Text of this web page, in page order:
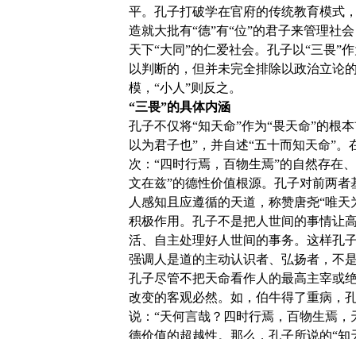
平。孔子打破学在官府的传统教育模式
造就大批有“德”有“位”的君子来管理社
天下“大同”的仁爱社会。孔子以“三畏”
以判断的，但并未完全排除以政治立论
模，“小人”则反之。
“三畏”的具体内涵
孔子不仅将“知天命”作为“畏天命”的根
以为君子也”，并自述“五十而知天命”
次：“四时行焉，百物生焉”的自然存在
文在兹”的德性价值根源。孔子对前两
人感知且应遵循的天道，称赞唐尧“唯
积极作用。孔子不是把人世间的事情让
活、自主处理好人世间的事务。这样孔
强调人是道的主动认识者、弘扬者，不
孔子尽管不把天命看作人的最高主宰或
改变的客观必然。如，伯牛得了重病，
说：“天何言哉？四时行焉，百物生焉
德价值的超越性。那么，孔子所说的“